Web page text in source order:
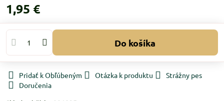
1,95 €
Do košíka
Pridať k Obľúbeným Otázka k produktu
Strážny pes
Doručenia